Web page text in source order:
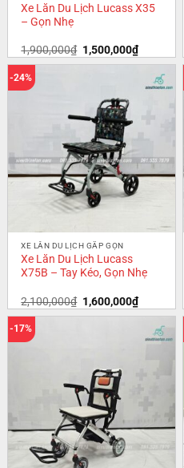
Xe Lăn Du Lịch Lucass X35
– Gọn Nhẹ
1,900,000₫ 1,500,000₫
-24%
XE LĂN DU LỊCH GẤP GỌN
Xe Lăn Du Lịch Lucass
X75B – Tay Kéo, Gọn Nhẹ
2,100,000₫ 1,600,000₫
-17%